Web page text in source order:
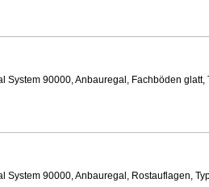
System 90000, Anbauregal, Fachböden
System 90000, Anbauregal, Rostauflagen,